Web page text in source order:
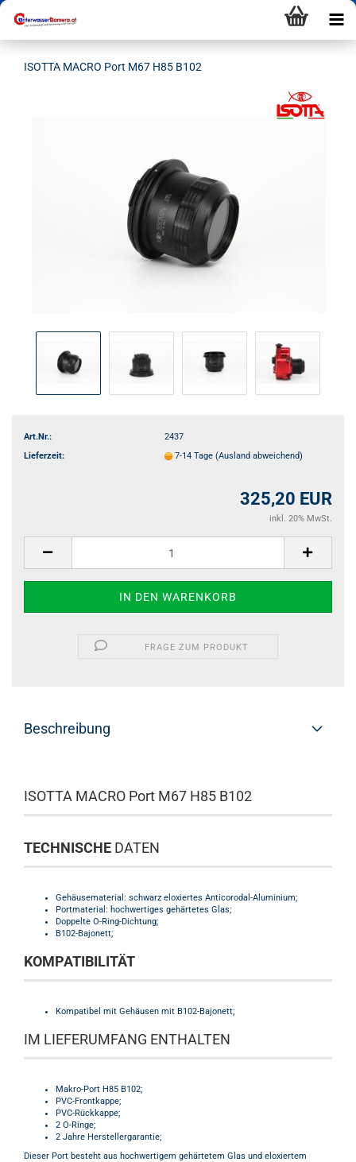
ISOTTA MACRO Port M67 H85 B102
Art.Nr.:
2437
Lieferzeit:
7-14 Tage (Ausland abweichend)
325,20 EUR
inkl. 20% MwSt.
FRAGE ZUM PRODUKT
Beschreibung
ISOTTA MACRO Port M67 H85 B102
TECHNISCHE DATEN
Gehäusematerial: schwarz eloxiertes Anticorodal-Aluminium;
Portmaterial: hochwertiges gehärtetes Glas;
Doppelte O-Ring-Dichtung;
B102-Bajonett;
KOMPATIBILITÄT
Kompatibel mit Gehäusen mit B102-Bajonett;
IM LIEFERUMFANG ENTHALTEN
Makro-Port H85 B102;
PVC-Frontkappe;
PVC-Rückkappe;
2 O-Ringe;
2 Jahre Herstellergarantie;
Dieser Port besteht aus hochwertigem gehärtetem Glas und eloxiertem